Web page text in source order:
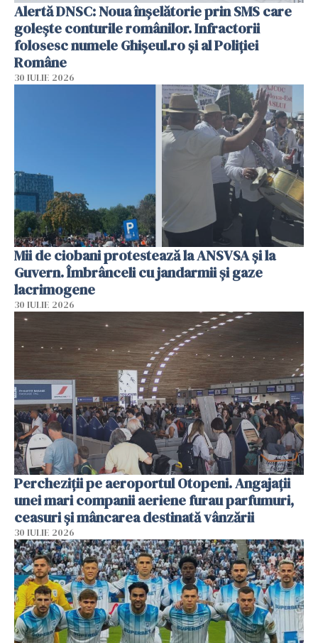
Alertă DNSC: Noua înșelătorie prin SMS care
golește conturile românilor. Infractorii
folosesc numele Ghișeul.ro și al Poliției
Române
30 IULIE 2026
Mii de ciobani protestează la ANSVSA și la
Guvern. Îmbrânceli cu jandarmii și gaze
lacrimogene
30 IULIE 2026
Percheziții pe aeroportul Otopeni. Angajații
unei mari companii aeriene furau parfumuri,
ceasuri și mâncarea destinată vânzării
30 IULIE 2026